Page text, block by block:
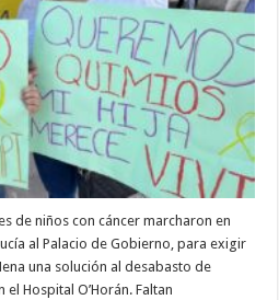
de niños con cáncer marcharon en
al Palacio de Gobierno, para exigir
una solución al desabasto de
Hospital O’Horán. Faltan